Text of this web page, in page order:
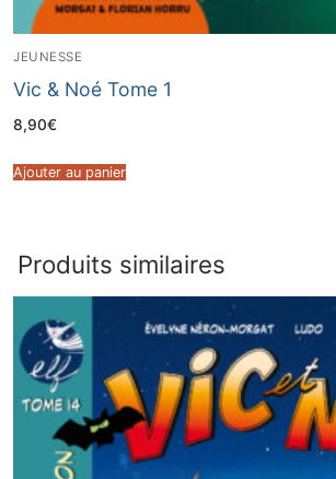
JEUNESSE
Vic & Noé Tome 1
8,90€
Ajouter au panier
Produits similaires